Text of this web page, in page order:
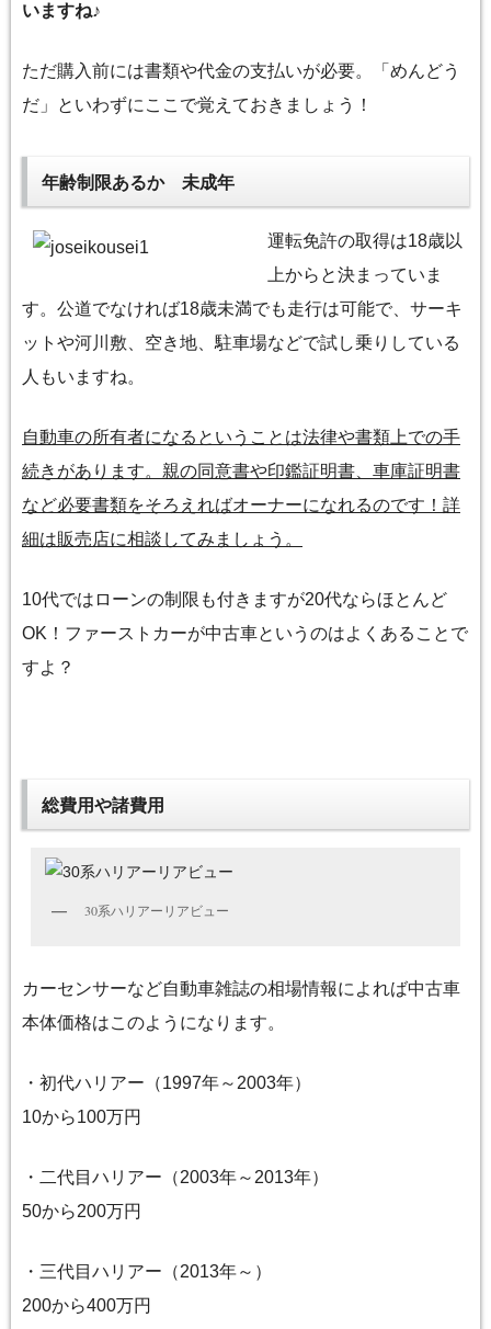
いますね♪
ただ購入前には書類や代金の支払いが必要。「めんどう
だ」といわずにここで覚えておきましょう！
年齢制限あるか 未成年
運転免許の取得は18歳以
上からと決まっていま
す。公道でなければ18歳未満でも走行は可能で、サーキ
ットや河川敷、空き地、駐車場などで試し乗りしている
人もいますね。
自動車の所有者になるということは法律や書類上での手
続きがあります。親の同意書や印鑑証明書、車庫証明書
など必要書類をそろえればオーナーになれるのです！詳
細は販売店に相談してみましょう。
10代ではローンの制限も付きますが20代ならほとんど
OK！ファーストカーが中古車というのはよくあることで
すよ？
総費用や諸費用
30系ハリアーリアビュー
カーセンサーなど自動車雑誌の相場情報によれば中古車
本体価格はこのようになります。
・初代ハリアー（1997年～2003年）
10から100万円
・二代目ハリアー（2003年～2013年）
50から200万円
・三代目ハリアー（2013年～）
200から400万円